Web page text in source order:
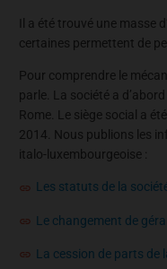
Il a été trouvé une
certaines permettent de
Pour comprendre le
parle. La société a
Rome. Le siège social a
2014. Nous publions les
italo-luxembourgeoise :
Les statuts de la
Le changement de
La cession de parts de